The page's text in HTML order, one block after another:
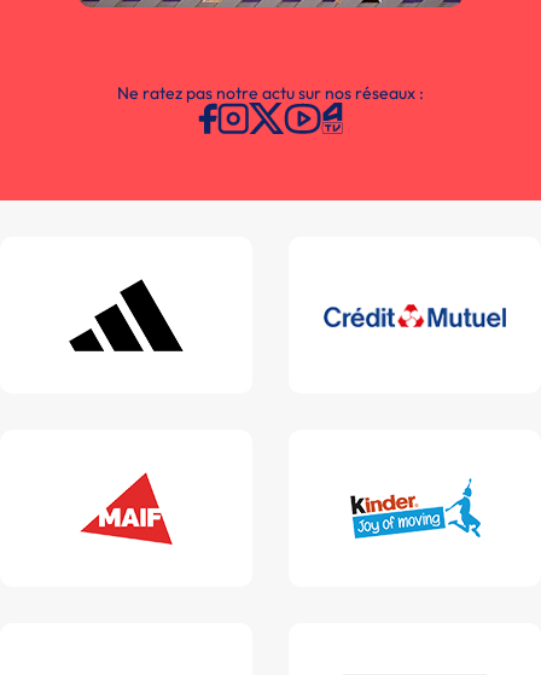
Ne ratez pas notre actu sur nos réseaux :